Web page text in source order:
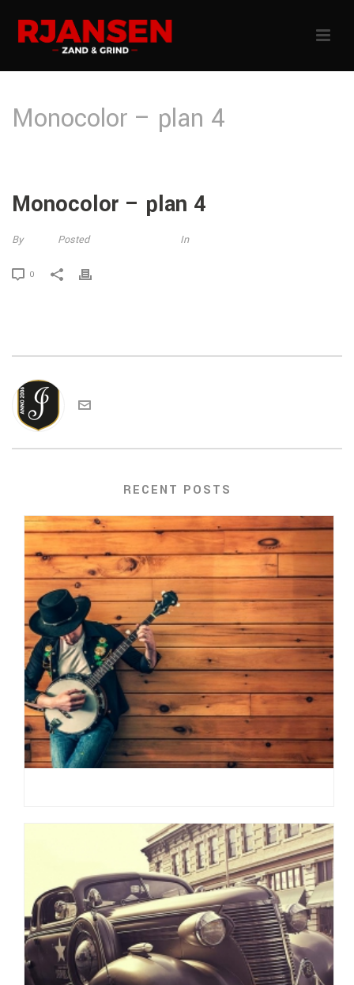
Monocolor – plan 4
Monocolor – plan 4
By Posted In
0
RECENT POSTS